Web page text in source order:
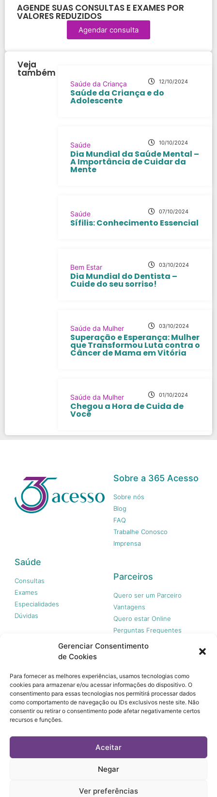
Gerenciar Consentimento
de Cookies
Para fornecer as melhores experiências, usamos tecnologias como
cookies para armazenar e/ou acessar informações do dispositivo. O
consentimento para essas tecnologias nos permitirá processar dados
como comportamento de navegação ou IDs exclusivos neste site. Não
consentir ou retirar o consentimento pode afetar negativamente certos
recursos e funções.
Aceitar
Negar
Ver preferências
AGENDE SUAS CONSULTAS E EXAMES POR
VALORES REDUZIDOS
Agendar consulta
Veja
também
Saúde da Criança 12/10/2024
Saúde da Criança e do
Adolescente
Saúde 10/10/2024
Dia Mundial da Saúde Mental –
A Importância de Cuidar da
Mente
Saúde 07/10/2024
Sífilis: Conhecimento Essencial
Bem Estar 03/10/2024
Dia Mundial do Dentista –
Cuide do seu sorriso!
Saúde da Mulher 03/10/2024
Superação e Esperança: Mulher
que Transformou Luta contra o
Câncer de Mama em Vitória
Saúde da Mulher 01/10/2024
Chegou a Hora de Cuida de
Você
Sobre a 365 Acesso
Sobre nós
Blog
FAQ
Trabalhe Conosco
Imprensa
Saúde
Consultas
Exames
Especialidades
Dúvidas
Parceiros
Quero ser um Parceiro
Vantagens
Quero estar Online
Perguntas Frequentes
cobertura financeira de riscos e de custos assistenciais à
saúde. Você paga apenas quando usar, sem taxa de adesão,
mensalidades ou anuidades.